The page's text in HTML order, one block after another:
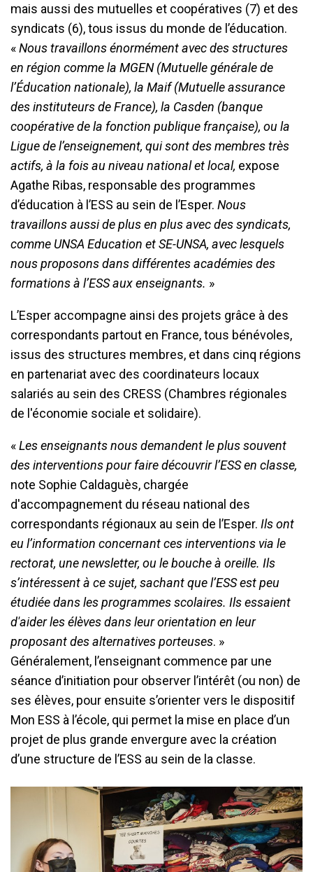
mais aussi des mutuelles et coopératives (7) et des
syndicats (6), tous issus du monde de l’éducation.
«Nous travaillons énormément avec des structures
en région comme la MGEN (Mutuelle générale de
l’Éducation nationale), la Maif (Mutuelle assurance
des instituteurs de France), la Casden (banque
coopérative de la fonction publique française), ou la
Ligue de l’enseignement, qui sont des membres très
actifs, à la fois au niveau national et local, expose
Agathe Ribas, responsable des programmes
d’éducation à l’ESS au sein de l’Esper. Nous
travaillons aussi de plus en plus avec des syndicats,
comme UNSA Education et SE-UNSA, avec lesquels
nous proposons dans différentes académies des
formations à l’ESS aux enseignants. »
L’Esper accompagne ainsi des projets grâce à des
correspondants partout en France, tous bénévoles,
issus des structures membres, et dans cinq régions
en partenariat avec des coordinateurs locaux
salariés au sein des CRESS (Chambres régionales
de l'économie sociale et solidaire).
«Les enseignants nous demandent le plus souvent
des interventions pour faire découvrir l’ESS en classe,
note Sophie Caldaguès, chargée
d'accompagnement du réseau national des
correspondants régionaux au sein de l’Esper. Ils ont
eu l’information concernant ces interventions via le
rectorat, une newsletter, ou le bouche à oreille. Ils
s’intéressent à ce sujet, sachant que l’ESS est peu
étudiée dans les programmes scolaires. Ils essaient
d'aider les élèves dans leur orientation en leur
proposant des alternatives porteuses. »
Généralement, l’enseignant commence par une
séance d’initiation pour observer l’intérêt (ou non) de
ses élèves, pour ensuite s’orienter vers le dispositif
Mon ESS à l’école, qui permet la mise en place d’un
projet de plus grande envergure avec la création
d’une structure de l’ESS au sein de la classe.